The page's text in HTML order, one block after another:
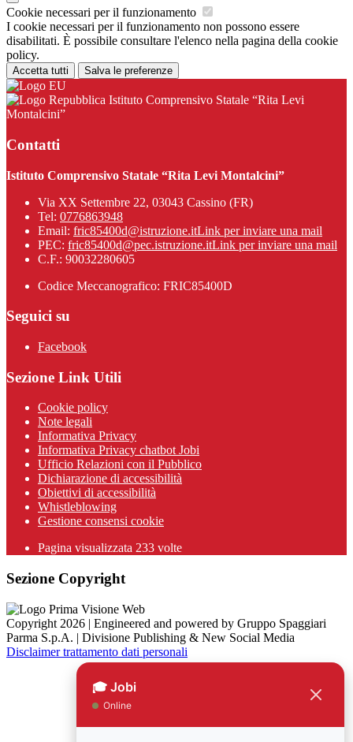
Cookie necessari per il funzionamento
I cookie necessari per il funzionamento non possono essere
disabilitati. È possibile consultare l'elenco nella pagina della cookie
policy.
Accetta tutti Salva le preferenze
Istituto Comprensivo Statale “Rita Levi
Montalcini”
Contatti
Istituto Comprensivo Statale “Rita Levi Montalcini”
Via XX Settembre 22, 03043 Cassino (FR)
Tel: 0776863948
Email: fric85400d@istruzione.itLink per inviare una mail
PEC: fric85400d@pec.istruzione.itLink per inviare una mail
C.F.: 90032280605
Codice Meccanografico: FRIC85400D
Seguici su
Facebook
Sezione Link Utili
Cookie policy
Note legali
Informativa Privacy
Informativa Privacy chatbot Jobi
Ufficio Relazioni con il Pubblico
Dichiarazione di accessibilità
Obiettivi di accessibilità
Whistleblowing
Gestione consensi cookie
Pagina visualizzata 233 volte
Sezione Copyright
Copyright 2026 | Engineered and powered by Gruppo Spaggiari
Parma S.p.A. | Divisione Publishing & New Social Media
Disclaimer trattamento dati personali